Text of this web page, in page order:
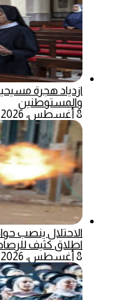
ازدياد هجرة
والمستوطنين
8 أغسطس، 2026
الاحتلال ينصب
اطلاق كثيف
8 أغسطس، 2026